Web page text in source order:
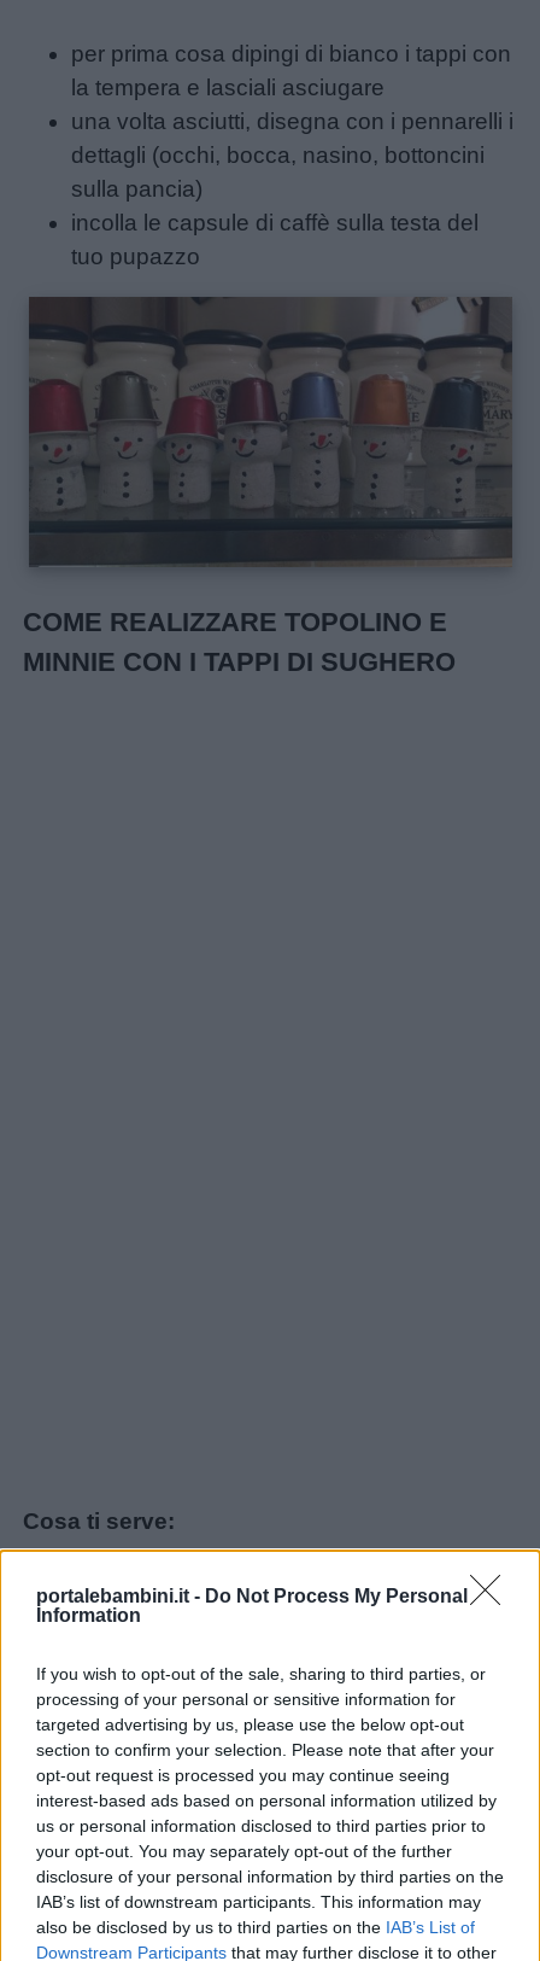
portalebambini.it - Do Not Process My Personal
Information
If you wish to opt-out of the sale, sharing to third parties, or
processing of your personal or sensitive information for
targeted advertising by us, please use the below opt-out
section to confirm your selection. Please note that after your
opt-out request is processed you may continue seeing
interest-based ads based on personal information utilized by
us or personal information disclosed to third parties prior to
your opt-out. You may separately opt-out of the further
disclosure of your personal information by third parties on the
IAB’s list of downstream participants. This information may
also be disclosed by us to third parties on the IAB’s List of
Downstream Participants that may further disclose it to other
per prima cosa dipingi di bianco i tappi con
la tempera e lasciali asciugare
una volta asciutti, disegna con i pennarelli i
dettagli (occhi, bocca, nasino, bottoncini
sulla pancia)
incolla le capsule di caffè sulla testa del
tuo pupazzo
COME REALIZZARE TOPOLINO E
MINNIE CON I TAPPI DI SUGHERO
Cosa ti serve:
tappi di sughero
tempere o acrilici
colla a caldo
Come si fa:
per prima cosa, prepara le orecchiette di
Topolino e Minnie ed il fiocchetto di Minnie
modellandoli con il Das o altra pasta
modellabile; lascia poi asciugare per un po’
di ore e poi procedi a colorarle